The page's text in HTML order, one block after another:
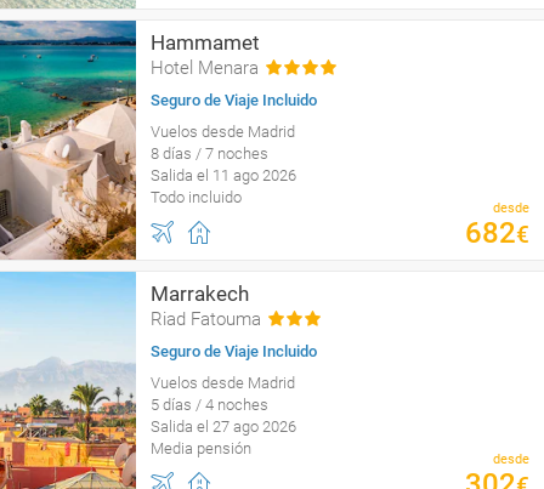
Hammamet
Hotel Menara
Seguro de Viaje Incluido
Vuelos desde Madrid
8 días / 7 noches
Salida el 11 ago 2026
Todo incluido
desde
682€
Marrakech
Riad Fatouma
Seguro de Viaje Incluido
Vuelos desde Madrid
5 días / 4 noches
Salida el 27 ago 2026
Media pensión
desde